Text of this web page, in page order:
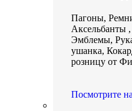
Пагоны,
Аксельбанты
Эмблемы,
ушанка,
розницу от
Посмотрите